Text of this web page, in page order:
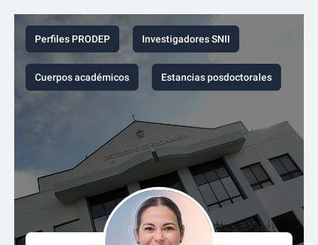
Perfiles PRODEP Investigadores SNII
Cuerpos académicos Estancias posdoctorales